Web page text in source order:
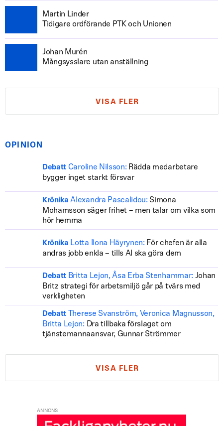
Martin Linder
Tidigare ordförande PTK och Unionen
Johan Murén
Mångsysslare utan anställning
VISA FLER
OPINION
Debatt Caroline Nilsson: Rädda medarbetare
bygger inget starkt försvar
Krönika Alexandra Pascalidou: Simona
Mohamsson säger frihet – men talar om vilka som
hör hemma
Krönika Lotta Ilona Häyrynen: För chefen är alla
andras jobb enkla – tills AI ska göra dem
Debatt Britta Lejon, Åsa Erba Stenhammar: Johan
Britz strategi för arbetsmiljö går på tvärs med
verkligheten
Debatt
Therese Svanström, Veronica Magnusson,
Britta Lejon: Dra tillbaka förslaget om
tjänstemannaansvar, Gunnar Strömmer
VISA FLER
ANNONS